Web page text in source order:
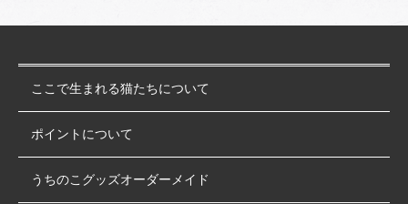
ここで生まれる猫たちについて
ポイントについて
うちのこグッズオーダーメイド